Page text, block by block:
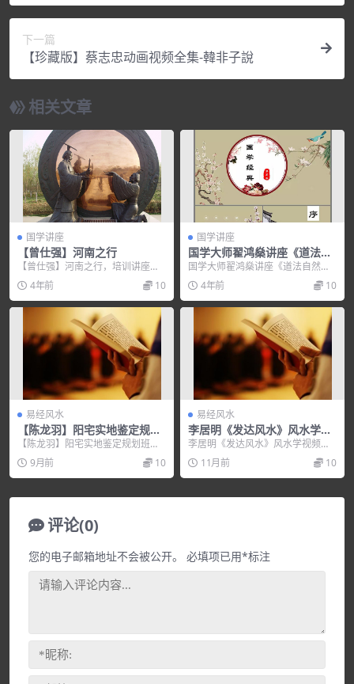
下一篇
【珍藏版】蔡志忠动画视频全集-韓非子說
相关文章
国学讲座
【曾仕强】河南之行
【曾仕强】河南之行，培训讲座视
频，培训课程视频教程下载，百度
网盘资源分享下载。
4年前 10
国学讲座
国学大师翟鸿燊讲座《道法自
然》国学讲座视频
国学大师翟鸿燊讲座《道法自然》
国学讲座视频，培训讲座视频，培
训课程视频教程下载，...
4年前 10
易经风水
【陈龙羽】阳宅实地鉴定规划
班
【陈龙羽】阳宅实地鉴定规划班，
培训讲座视频，培训课程视频教程
下载，百度网盘资源分...
9月前 10
易经风水
李居明《发达风水》风水学视
频
李居明《发达风水》风水学视频，
培训讲座视频，培训课程视频教程
下载，百度网盘资源分...
11月前 10
评论(0)
您的电子邮箱地址不会被公开。 必填项已用*标注